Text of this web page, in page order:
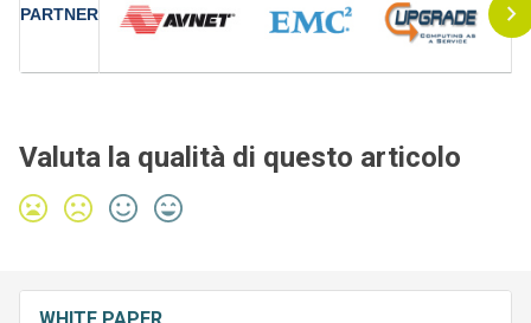
PARTNER
Valuta la qualità di questo articolo